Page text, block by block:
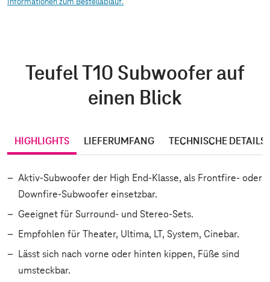
Teufel T10 Subwoofer auf
einen Blick
HIGHLIGHTS LIEFERUMFANG TECHNISCHE DETAILS
Aktiv-Subwoofer der High End-Klasse, als Frontfire- oder
Downfire-Subwoofer einsetzbar.
Geeignet für Surround- und Stereo-Sets.
Empfohlen für Theater, Ultima, LT, System, Cinebar.
Lässt sich nach vorne oder hinten kippen, Füße sind
umsteckbar.